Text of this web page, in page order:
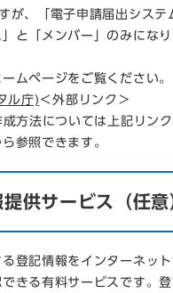
が、「電子申請届出システ
と「メンバー」のみにな
ムページをご覧ください。
ル庁) ＜外部リンク＞
方法については上記リン
参照できます。
供サービス（任意
登記情報をインターネッ
きる有料サービスです。